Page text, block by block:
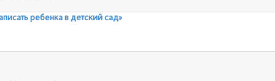
ребенка в детский сад»